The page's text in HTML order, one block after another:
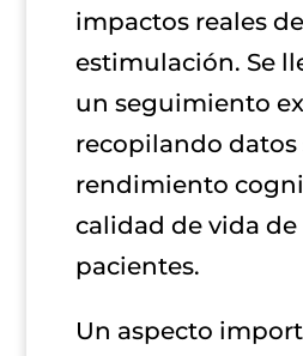
impactos reales
estimulación. Se
un seguimiento
recopilando datos
rendimiento
calidad de vida de
pacientes.
Un aspecto